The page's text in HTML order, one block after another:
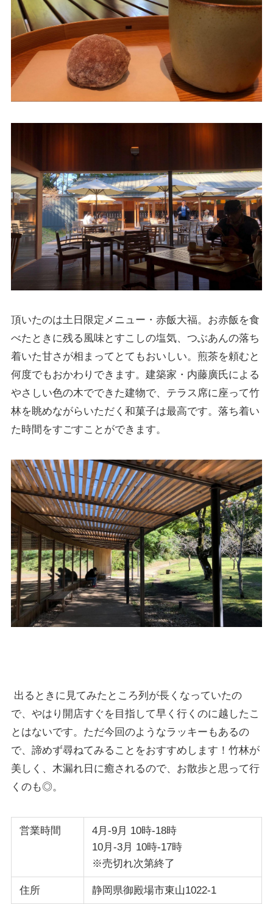
頂いたのは土日限定メニュー・赤飯大福。お赤飯を食
べたときに残る風味とすこしの塩気、つぶあんの落ち
着いた甘さが相まってとてもおいしい。煎茶を頼むと
何度でもおかわりできます。建築家・内藤廣氏による
やさしい色の木でできた建物で、テラス席に座って竹
林を眺めながらいただく和菓子は最高です。落ち着い
た時間をすごすことができます。
出るときに見てみたところ列が長くなっていたの
で、やはり開店すぐを目指して早く行くのに越したこ
とはないです。ただ今回のようなラッキーもあるの
で、諦めず尋ねてみることをおすすめします！竹林が
美しく、木漏れ日に癒されるので、お散歩と思って行
くのも◎。
営業時間
4月-9月 10時-18時
10月-3月 10時-17時
※売切れ次第終了
住所 静岡県御殿場市東山1022-1